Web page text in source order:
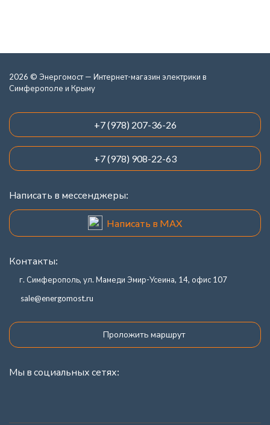
2026 © Энергомост — Интернет-магазин электрики в
Симферополе и Крыму
+7 (978) 207-36-26
+7 (978) 908-22-63
Написать в мессенджеры:
Написать в MAX
Контакты:
г. Симферополь, ул. Мамеди Эмир-Усеина, 14, офис 107
sale@energomost.ru
Проложить маршрут
Мы в социальных сетях: